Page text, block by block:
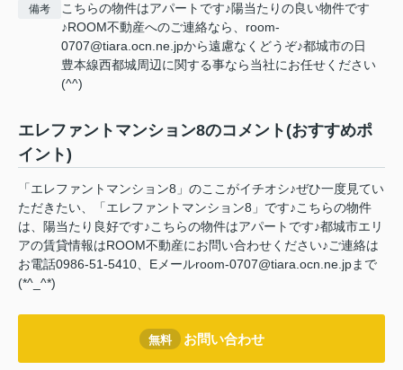
備考
こちらの物件はアパートです♪陽当たりの良い物件です
♪ROOM不動産へのご連絡なら、room-
0707@tiara.ocn.ne.jpから遠慮なくどうぞ♪都城市の日
豊本線西都城周辺に関する事なら当社にお任せください
(^^)
エレファントマンション8のコメント(おすすめポ
イント)
「エレファントマンション8」のここがイチオシ♪ぜひ一度見てい
ただきたい、「エレファントマンション8」です♪こちらの物件
は、陽当たり良好です♪こちらの物件はアパートです♪都城市エリ
アの賃貸情報はROOM不動産にお問い合わせください♪ご連絡は
お電話0986-51-5410、Eメールroom-0707@tiara.ocn.ne.jpまで
(*^_^*)
無料 お問い合わせ